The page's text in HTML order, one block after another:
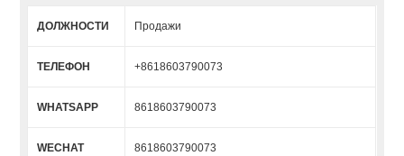
ДОЛЖНОСТИ Продажи
ТЕЛЕФОН +8618603790073
WHATSAPP 8618603790073
WECHAT 8618603790073